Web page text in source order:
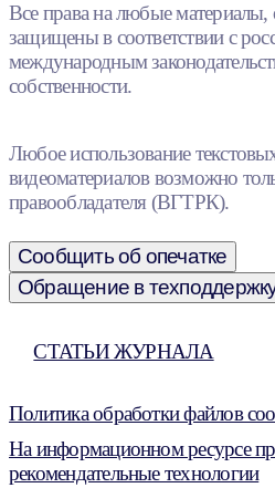
Все права на любые материалы,
защищены в соответствии с
международным
собственности.
Любое использование
видеоматериалов возможно
правообладателя (ВГТРК).
Сообщить об опечатке
Обращение в
СТАТЬИ ЖУРНАЛА
Политика обработки файлов
На информационном ресурсе
рекомендательные технологии